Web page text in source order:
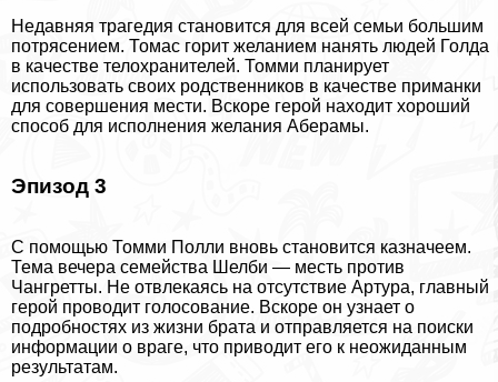
Недавняя трагедия становится для всей семьи большим
потрясением. Томас горит желанием нанять людей Голда
в качестве телохранителей. Томми планирует
использовать своих родственников в качестве приманки
для совершения мести. Вскоре герой находит хороший
способ для исполнения желания Аберамы.
Эпизод 3
С помощью Томми Полли вновь становится казначеем.
Тема вечера семейства Шелби — месть против
Чангретты. Не отвлекаясь на отсутствие Артура, главный
герой проводит голосование. Вскоре он узнает о
подробностях из жизни брата и отправляется на поиски
информации о враге, что приводит его к неожиданным
результатам.